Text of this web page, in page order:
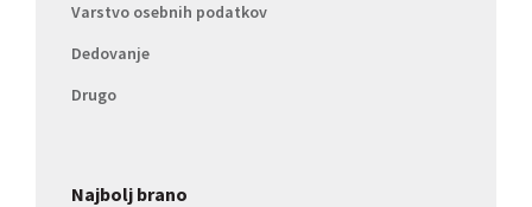
Varstvo osebnih podatkov
Dedovanje
Drugo
Najbolj brano